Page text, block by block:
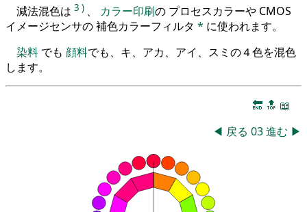
減法混色は 3 ) 、 カラー印刷の プロセスカラーや CMOS
イメージセンサの 補色カラーフィルタ * に使われます。
染料 でも 顔料でも、キ、アカ、アイ、スミの４色を混色
します。
🔚 🔝 📖
◀ 戻る 03進む ▶